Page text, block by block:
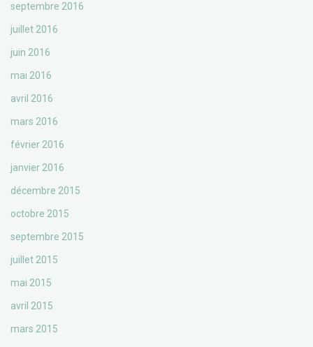
septembre 2016
juillet 2016
juin 2016
mai 2016
avril 2016
mars 2016
février 2016
janvier 2016
décembre 2015
octobre 2015
septembre 2015
juillet 2015
mai 2015
avril 2015
mars 2015